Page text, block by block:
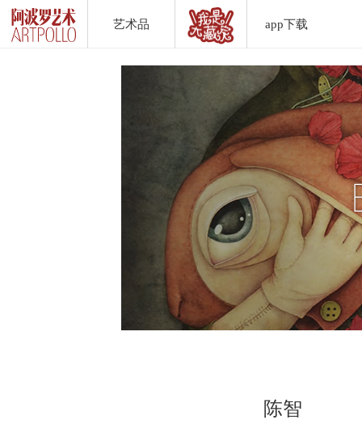
艺术品 app下载
DownLoad
陈智